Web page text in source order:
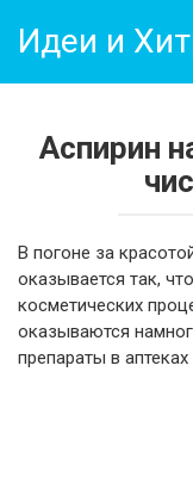
контенту
Идеи и
Аспирин
В погоне за
оказывается так,
косметических
оказываются
препараты в аптеках